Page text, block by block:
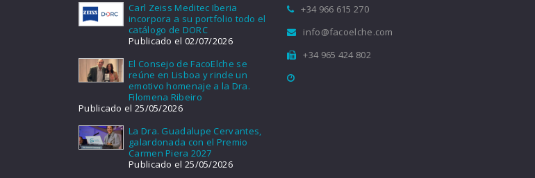
Carl Zeiss Meditec Iberia
incorpora a su portfolio todo el
catálogo de DORC
Publicado el 02/07/2026
El Consejo de FacoElche se
reúne en Lisboa y rinde un
emotivo homenaje a la Dra.
Filomena Ribeiro
Publicado el 25/05/2026
La Dra. Guadalupe Cervantes,
galardonada con el Premio
Carmen Piera 2027
Publicado el 25/05/2026
+34 966 615 270
info@facoelche.com
+34 965 424 802